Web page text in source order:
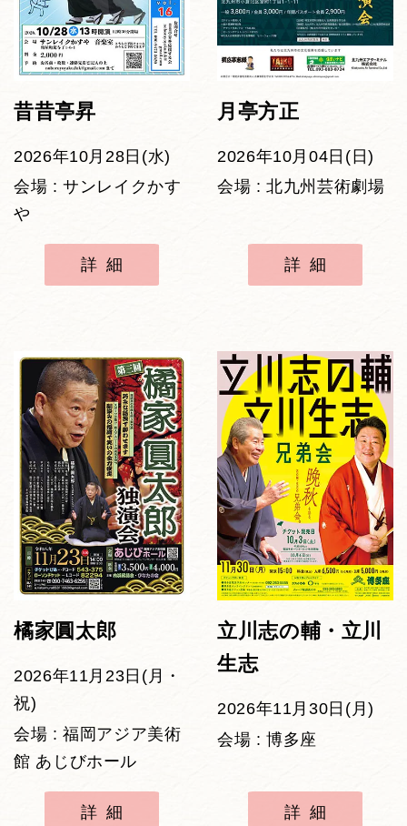
昔昔亭昇
2026年10月28日(水)
会場 : サンレイクかす
や
詳細
月亭方正
2026年10月04日(日)
会場 : 北九州芸術劇場
詳細
橘家圓太郎
2026年11月23日(月・
祝)
会場 : 福岡アジア美術
館 あじびホール
詳細
立川志の輔・立川
生志
2026年11月30日(月)
会場 : 博多座
詳細